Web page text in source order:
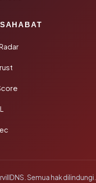
Semua hak dilindungi.